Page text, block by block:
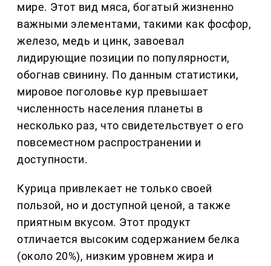
мире. Этот вид мяса, богатый жизненно
важными элементами, такими как фосфор,
железо, медь и цинк, завоевал
лидирующие позиции по популярности,
обогнав свинину. По данным статистики,
мировое поголовье кур превышает
численность населения планеты в
несколько раз, что свидетельствует о его
повсеместном распространении и
доступности.
Курица привлекает не только своей
пользой, но и доступной ценой, а также
приятным вкусом. Этот продукт
отличается высоким содержанием белка
(около 20%), низким уровнем жира и